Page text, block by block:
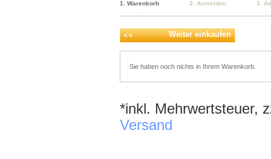
1. Warenkorb 2. Anmelden 3.
Weiter einkaufen
Sie haben noch nichts in Ihrem Warenkorb.
*inkl. Mehrwertsteuer,
Versand